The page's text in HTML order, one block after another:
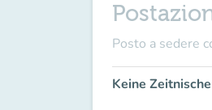
Posto a sedere
Keine